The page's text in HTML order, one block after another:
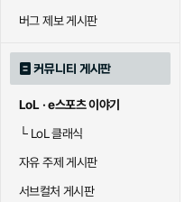
버그 제보 게시판
커뮤니티 게시판
LoL · e스포츠 이야기
└LoL 클래식
자유 주제 게시판
서브컬처 게시판